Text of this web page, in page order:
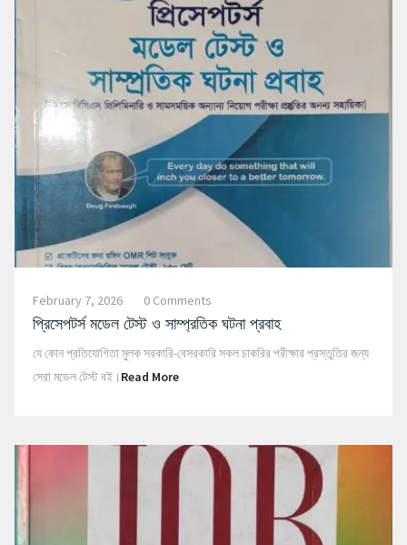
February 7, 2026 0 Comments
প্রিসেপটর্স মডেল টেস্ট ও সাম্প্রতিক ঘটনা প্রবাহ
যে কোন প্রতিযোগিতা মুলক সরকারি-বেসরকারি সকল চাকরির পরীক্ষার প্রস্তুতির জন্য
সেরা মডেল টেস্ট বই। Read More